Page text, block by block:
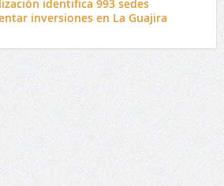
identifica 993 sedes
inversiones en La Guajira